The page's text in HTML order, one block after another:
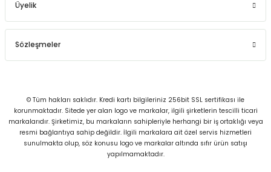
Üyelik
Sözleşmeler
© Tüm hakları saklıdır. Kredi kartı bilgileriniz 256bit SSL sertifikası ile
korunmaktadır. Sitede yer alan logo ve markalar, ilgili şirketlerin tescilli ticari
markalarıdır. Şirketimiz, bu markaların sahipleriyle herhangi bir iş ortaklığı veya
resmi bağlantıya sahip değildir. İlgili markalara ait özel servis hizmetleri
sunulmakta olup, söz konusu logo ve markalar altında sıfır ürün satışı
yapılmamaktadır.